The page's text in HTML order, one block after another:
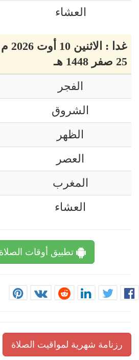
العشاء
غدا : الاثنين 10 أوت 2026 م
25 صفر 1448 هـ
الفجر
الشروق
الظهر
العصر
المغرب
العشاء
تطبيق أوقات
رزنامة شهرية لمواقيت الصلاة